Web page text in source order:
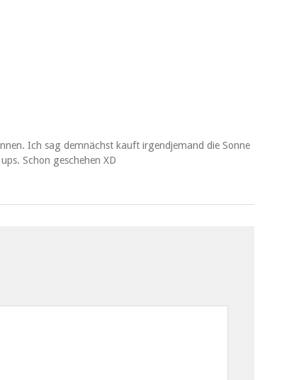
Ich sag dem­nächst kauft irgend­je­mand die Sonne
Schon geschehen XD